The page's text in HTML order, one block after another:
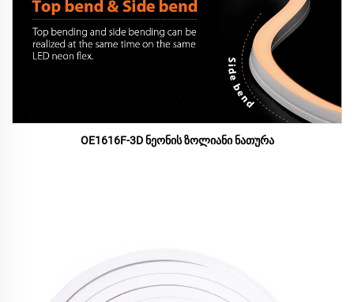
OE1616F-3D ნეონის ზოლიანი ნათურა